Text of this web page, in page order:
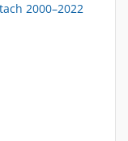
2000–2022